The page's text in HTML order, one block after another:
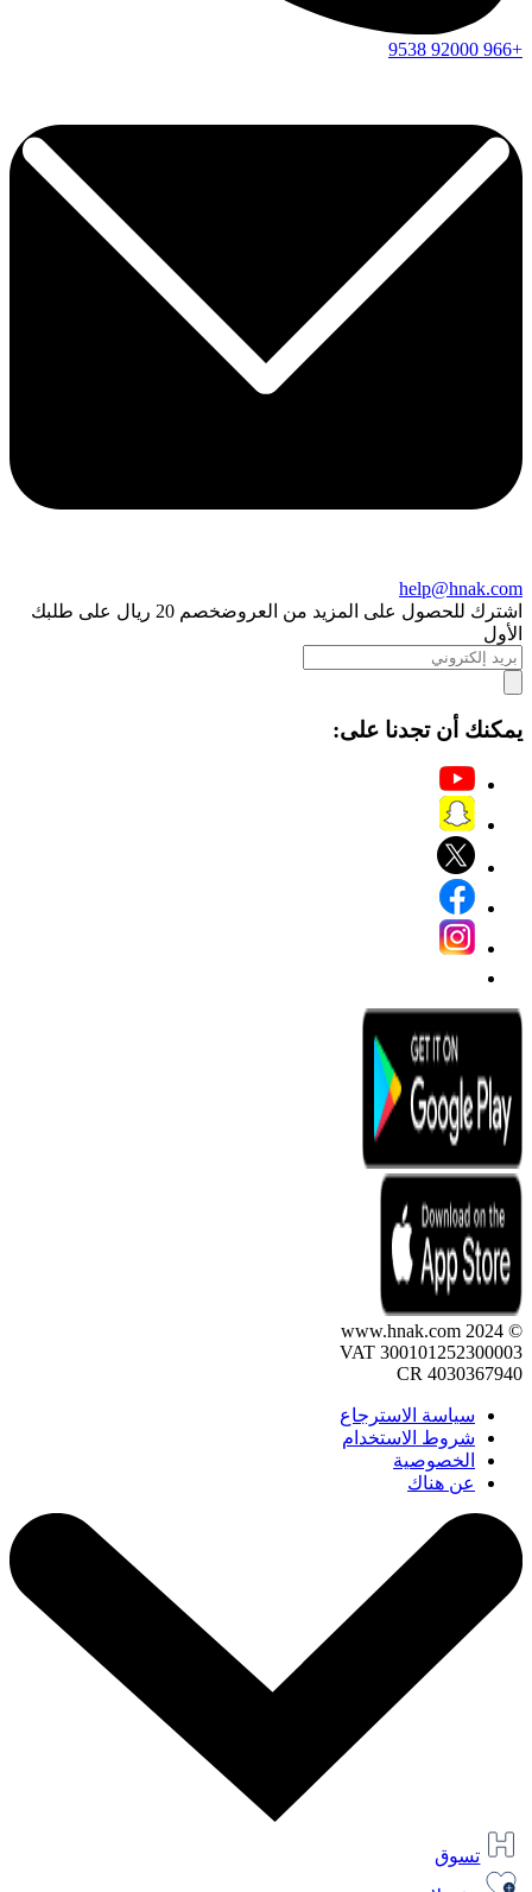
+966
92000
9538
help@hnak.com
اشترك للحصول على المزيد من العروض
خصم 20 ريال على طلبك
الأول
يمكنك أن تجدنا على:
© 2024 www.hnak.com
VAT 300101252300003
CR 4030367940
سياسة الاسترجاع
شروط الاستخدام
الخصوصية
عن هناك
تسوق